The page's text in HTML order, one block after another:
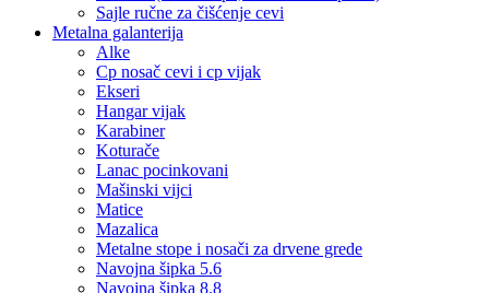
Sajle ručne za čišćenje cevi
Metalna galanterija
Alke
Cp nosač cevi i cp vijak
Ekseri
Hangar vijak
Karabiner
Koturače
Lanac pocinkovani
Mašinski vijci
Matice
Mazalica
Metalne stope i nosači za drvene grede
Navojna šipka 5.6
Navojna šipka 8.8